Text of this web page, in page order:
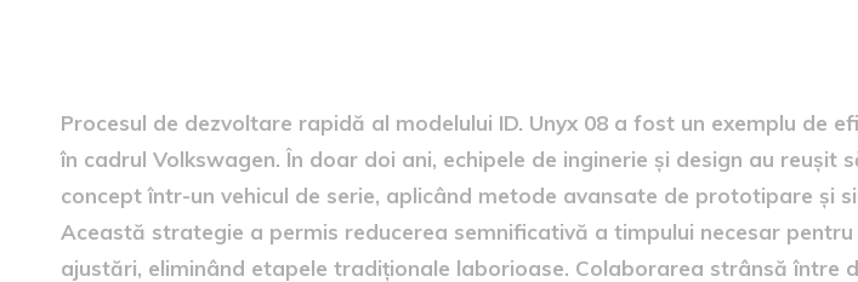
Procesul de dezvoltare rapidă al modelului ID. Unyx 08 a fost un exemplu de
în cadrul Volkswagen. În doar doi ani, echipele de inginerie și design au reușit
concept într-un vehicul de serie, aplicând metode avansate de prototipare și
Această strategie a permis reducerea semnificativă a timpului necesar
ajustări, eliminând etapele tradiționale laborioase. Colaborarea strânsă între